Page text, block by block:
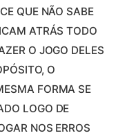
QUE NÃO SABE
ATRÁS TODO
O JOGO DELES
O
FORMA SE
LOGO DE
NOS ERROS